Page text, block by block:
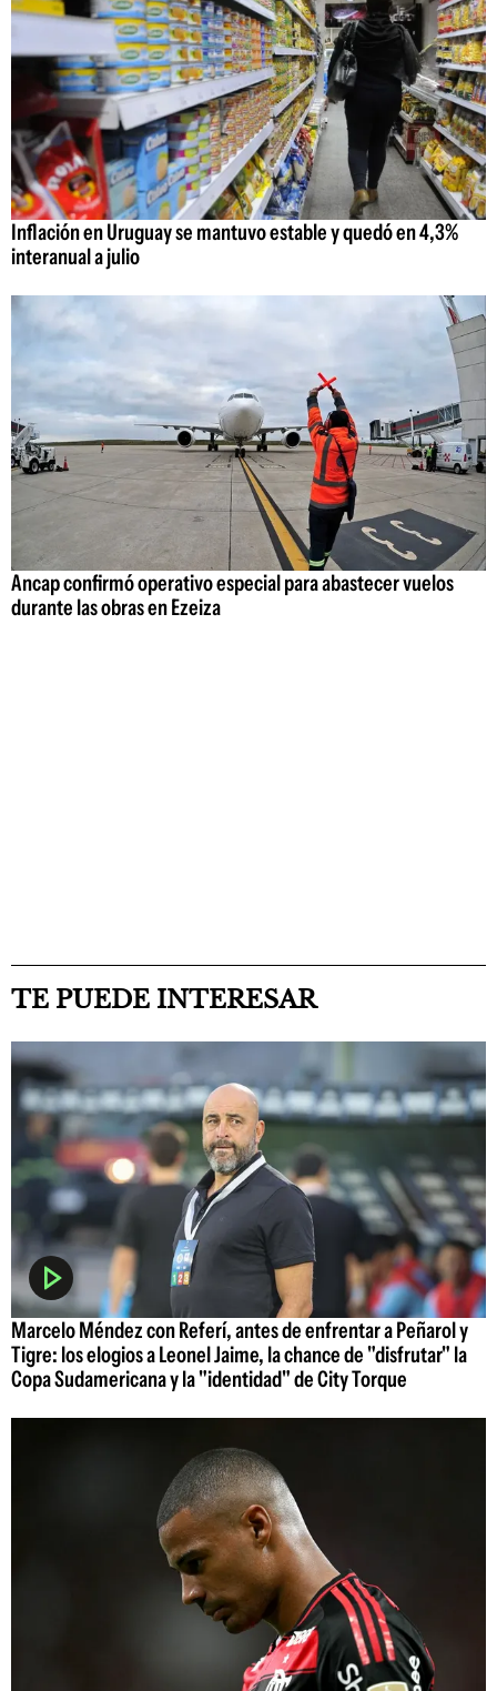
Inflación en Uruguay se mantuvo estable y quedó en 4,3%
interanual a julio
Ancap confirmó operativo especial para abastecer vuelos
durante las obras en Ezeiza
TE PUEDE INTERESAR
Marcelo Méndez con Referí, antes de enfrentar a Peñarol y
Tigre: los elogios a Leonel Jaime, la chance de "disfrutar" la
Copa Sudamericana y la "identidad" de City Torque